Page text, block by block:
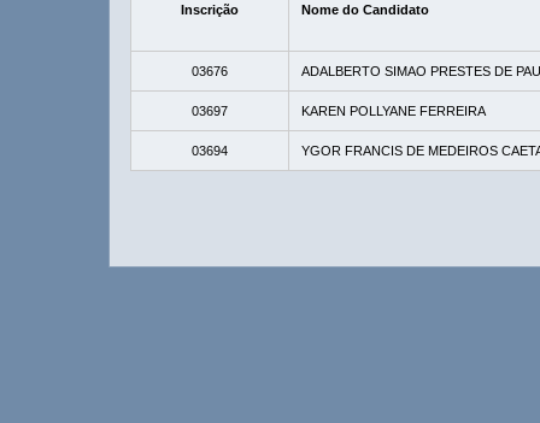
Inscrição Nome do Candidato
03676 ADALBERTO SIMAO PRESTES DE
03697 KAREN POLLYANE FERREIRA
03694 YGOR FRANCIS DE MEDEIROS